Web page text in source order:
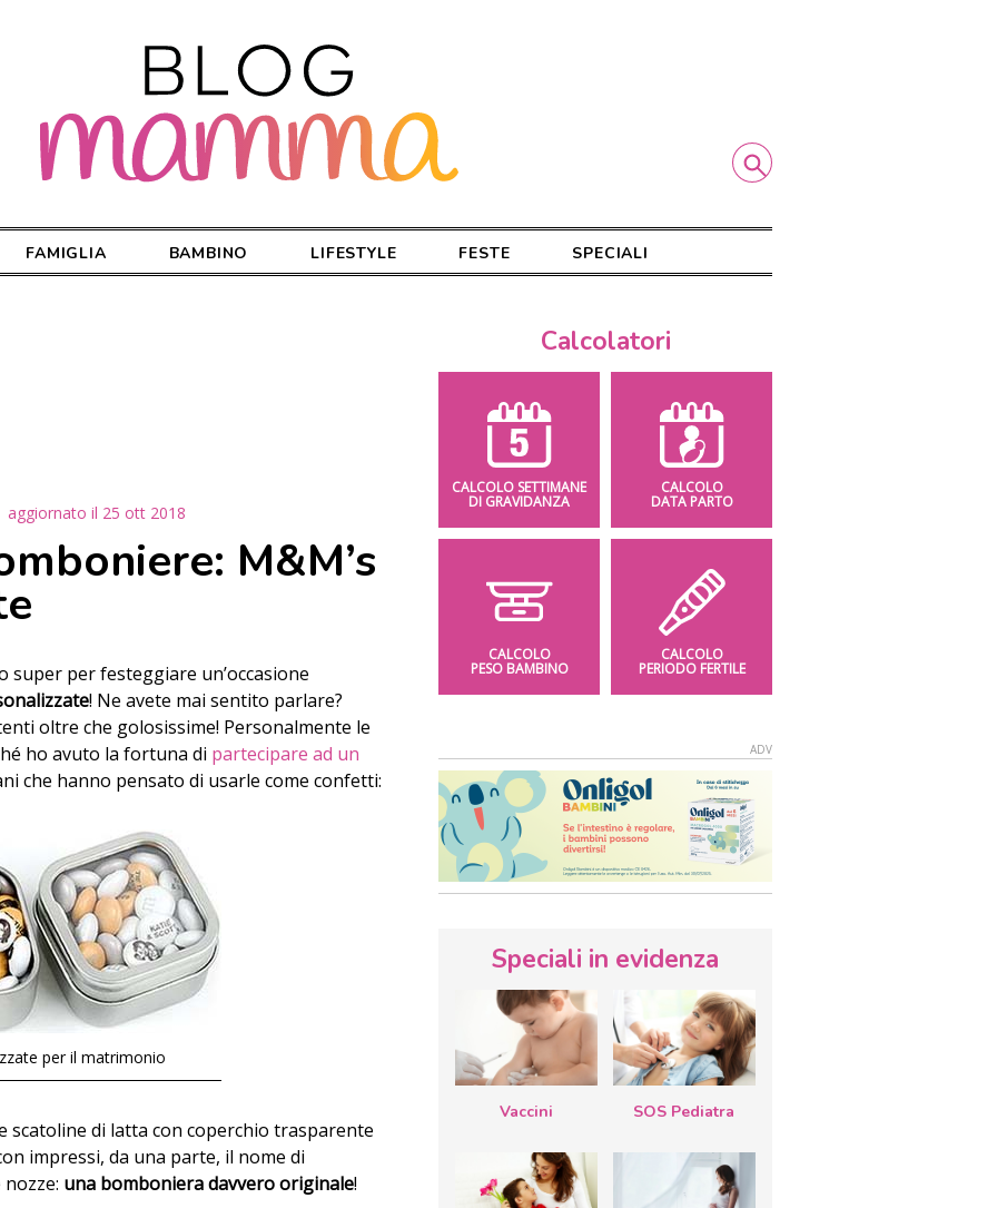
FAMIGLIA BAMBINO LIFESTYLE FESTE SPECIALI
aggiornato il 25 ott 2018
M&M’s
super per festeggiare un’occasione
! Ne avete mai sentito parlare?
oltre che golosissime! Personalmente le
ho avuto la fortuna di partecipare ad un
che hanno pensato di usarle come confetti:
per il matrimonio
scatoline di latta con coperchio trasparente
impressi, da una parte, il nome di
una bomboniera davvero originale!
Calcolatori
CALCOLO SETTIMANE
DI GRAVIDANZA
CALCOLO
DATA PARTO
CALCOLO
PESO BAMBINO
CALCOLO
PERIODO FERTILE
Speciali in evidenza
Vaccini SOS Pediatra